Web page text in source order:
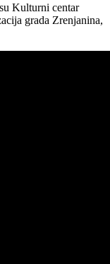
Kulturni centar
grada Zrenjanina,